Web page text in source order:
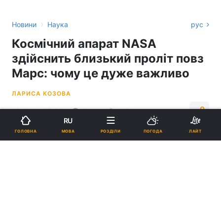
Новини › Наука рус
Космічний апарат NASA
здійснить близький проліт повз
Марс: чому це дуже важливо
ЛАРИСА КОЗОВА
18:31, 14.05.26 3 хв. 4184
Підпишіться на нас в Google
ГОЛОВНА
RU
МОВА РОЗДІЛИ ПОГОДА ЛАЙТ